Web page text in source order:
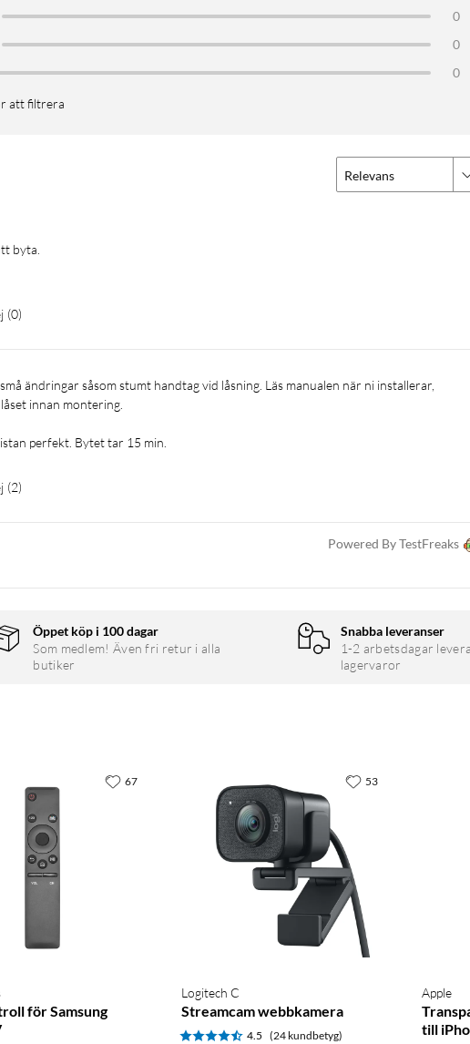
0
0
0
att filtrera
Relevans
byta.
(0)
innan montering.
perfekt. Bytet tar 15 min.
(2)
Powered By TestFreaks
Öppet köp i 100 dagar
Som medlem! Även fri retur i alla
butiker
Snabba leveranser
1-2 arbetsdagar
lagervaror
för Samsung
67
Logitech C
Streamcam webbkamera
4.5 (24 kundbetyg)
53
Apple
till